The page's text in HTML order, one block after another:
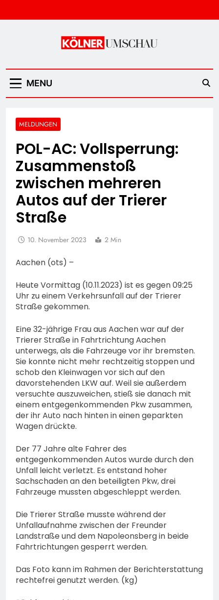
to
Kölner Umschau
MENU
MELDUNGEN
POL-AC: Vollsperrung:
Zusammenstoß
zwischen mehreren
Autos auf der Trierer
Straße
10. November 2023 2 Min
Aachen (ots) –
Heute Vormittag (10.11.2023) ist es gegen 09:25
Uhr zu einem Verkehrsunfall auf der Trierer
Straße gekommen.
Eine 32-jährige Frau aus Aachen war auf der
Trierer Straße in Fahrtrichtung Aachen
unterwegs, als die Fahrzeuge vor ihr bremsten.
Sie konnte nicht mehr rechtzeitig stoppen und
schob den Kleinwagen vor sich auf den
davorstehenden LKW auf. Weil sie außerdem
versuchte auszuweichen, stieß sie danach mit
einem entgegenkommenden Pkw zusammen,
der ihr Auto nach hinten in einen geparkten
Wagen drückte.
Der 77 Jahre alte Fahrer des
entgegenkommenden Autos wurde durch den
Unfall leicht verletzt. Es entstand hoher
Sachschaden an den beteiligten Pkw, drei
Fahrzeuge mussten abgeschleppt werden.
Die Trierer Straße musste während der
Unfallaufnahme zwischen der Freunder
Landstraße und dem Napoleonsberg in beide
Fahrtrichtungen gesperrt werden.
Das Foto kann im Rahmen der Berichterstattung
rechtefrei genutzt werden. (kg)